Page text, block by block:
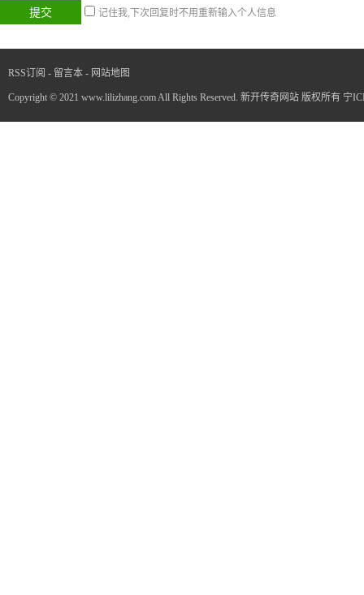
记住我,下次回复时不用重新输入个人信息
RSS订阅 - 留言本 - 网站地图
Copyright © 2021 www.lilizhang.com All Rights Reserved. 新开传奇网站 版权所有 宁